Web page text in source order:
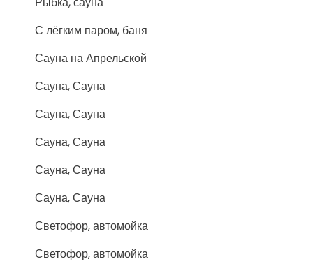
С лёгким паром, баня
Сауна на Апрельской
Сауна, Сауна
Сауна, Сауна
Сауна, Сауна
Сауна, Сауна
Сауна, Сауна
Светофор, автомойка
Светофор, автомойка